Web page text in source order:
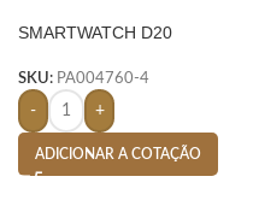
SMARTWATCH D20
SKU: PA004760-4
- +
ADICIONAR A COTAÇÃO